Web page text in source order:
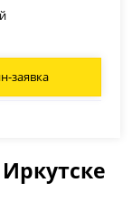
заявка